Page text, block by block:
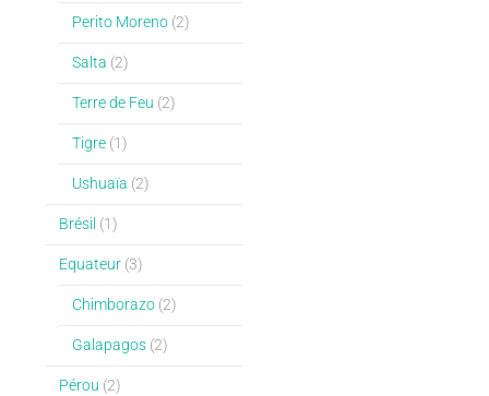
Perito Moreno(2)
Salta (2)
Terre de Feu (2)
Tigre(1)
Ushuaïa (2)
Brésil (1)
Equateur(3)
Chimborazo(2)
Galapagos(2)
Pérou (2)